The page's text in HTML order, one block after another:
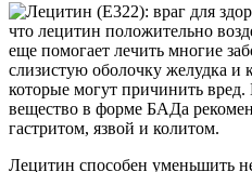
что лецитин положительно
еще помогает лечить многие
слизистую оболочку желудка и
которые могут причинить вред.
вещество в форме БАДа
гастритом, язвой и колитом.
Лецитин способен уменьшить